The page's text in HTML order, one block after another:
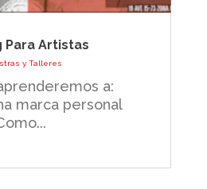
Para Artistas
y Talleres
a:
marca personal